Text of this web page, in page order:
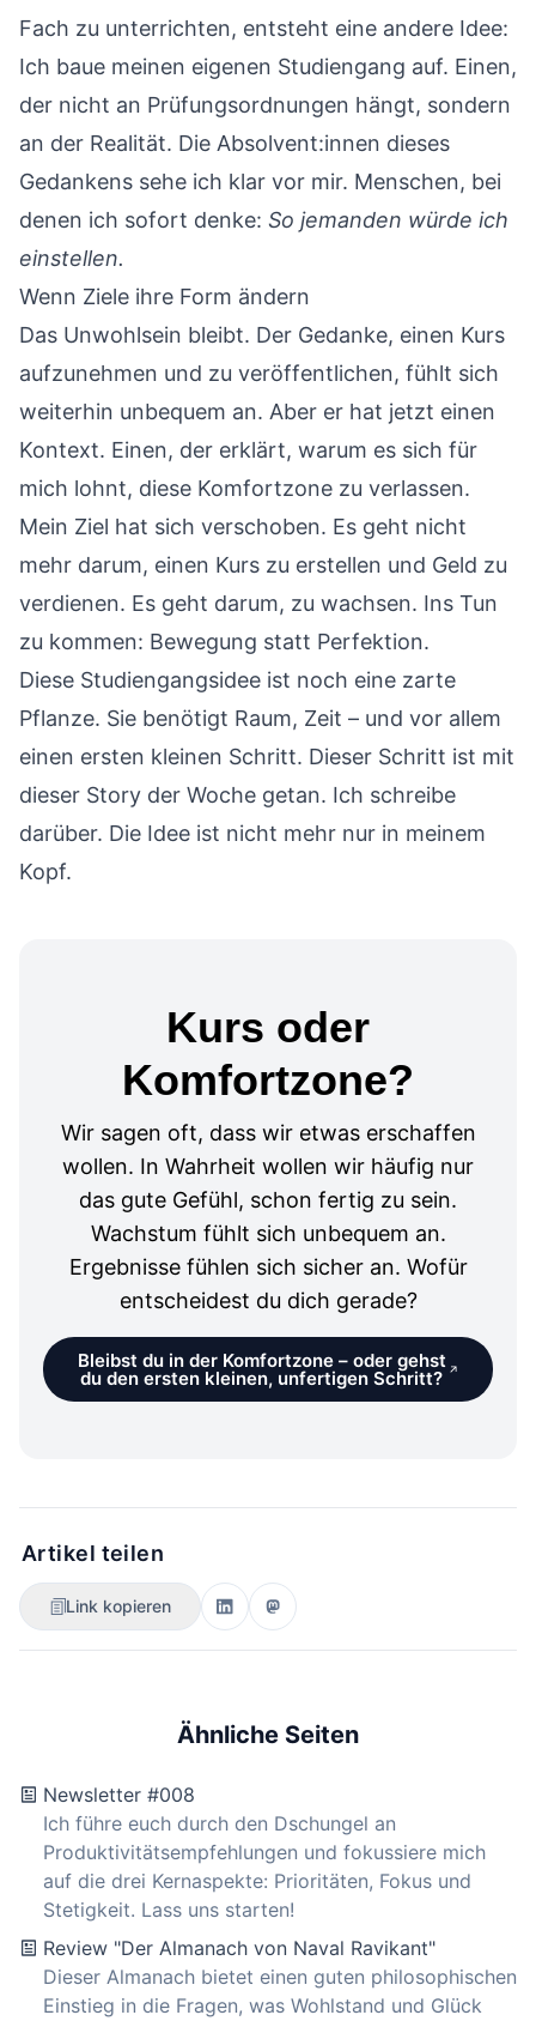
Fach zu unterrichten, entsteht eine andere Idee:
Ich baue meinen eigenen Studiengang auf. Einen,
der nicht an Prüfungsordnungen hängt, sondern
an der Realität. Die Absolvent:innen dieses
Gedankens sehe ich klar vor mir. Menschen, bei
denen ich sofort denke: So jemanden würde ich
einstellen.
Wenn Ziele ihre Form ändern
Das Unwohlsein bleibt. Der Gedanke, einen Kurs
aufzunehmen und zu veröffentlichen, fühlt sich
weiterhin unbequem an. Aber er hat jetzt einen
Kontext. Einen, der erklärt, warum es sich für
mich lohnt, diese Komfortzone zu verlassen.
Mein Ziel hat sich verschoben. Es geht nicht
mehr darum, einen Kurs zu erstellen und Geld zu
verdienen. Es geht darum, zu wachsen. Ins Tun
zu kommen: Bewegung statt Perfektion.
Diese Studiengangsidee ist noch eine zarte
Pflanze. Sie benötigt Raum, Zeit – und vor allem
einen ersten kleinen Schritt. Dieser Schritt ist mit
dieser Story der Woche getan. Ich schreibe
darüber. Die Idee ist nicht mehr nur in meinem
Kopf.
Kurs oder
Komfortzone?
Wir sagen oft, dass wir etwas erschaffen
wollen. In Wahrheit wollen wir häufig nur
das gute Gefühl, schon fertig zu sein.
Wachstum fühlt sich unbequem an.
Ergebnisse fühlen sich sicher an. Wofür
entscheidest du dich gerade?
Bleibst du in der Komfortzone – oder gehst
du den ersten kleinen, unfertigen Schritt?
Artikel teilen
Link kopieren
Ähnliche Seiten
Newsletter #008
Ich führe euch durch den Dschungel an
Produktivitätsempfehlungen und fokussiere mich
auf die drei Kernaspekte: Prioritäten, Fokus und
Stetigkeit. Lass uns starten!
Review "Der Almanach von Naval Ravikant"
Dieser Almanach bietet einen guten philosophischen
Einstieg in die Fragen, was Wohlstand und Glück